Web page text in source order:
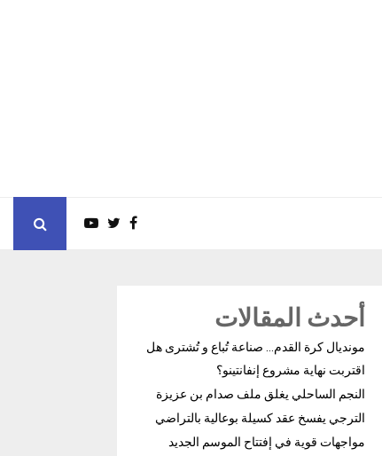
أحدث المقالات
مونديال كرة القدم… صناعة تُباع و تُشترى هل
اقتربت نهاية مشروع إنفانتينو؟
النجم الساحلي يغلق ملف صدام بن عزيزة
الترجي يفسخ عقد كسيلة بوعالية بالتراضي
مواجهات قوية في إفتتاح الموسم الجديد